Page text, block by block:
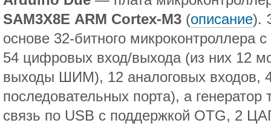
SAM3X8E ARM Cortex-M3 (описание).
основе 32-битного микроконтроллера
54 цифровых вход/выхода (из них 12
выходы ШИМ), 12 аналоговых входов,
последовательных порта), a
связь по USB с поддержкой OTG, 2